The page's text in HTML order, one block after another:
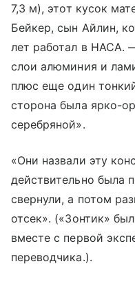
7,3 м), этот кусок
Бейкер, сын Айлин,
лет работал в НАСА.
слои алюминия и
плюс еще один
сторона была ярко-
серебряной».
«Они назвали эту
действительно была
свернули, а потом
отсек». («Зонтик»
вместе с первой
переводчика.).